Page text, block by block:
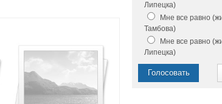
Липецка)
Мне все равно
Тамбова)
Мне все равно
Липецка)
Голосовать